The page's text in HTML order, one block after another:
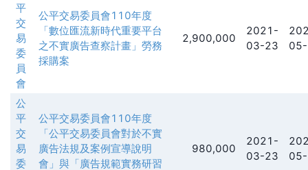
平
交
易
委
員
會
公平交易委員會110年度
「數位匯流新時代重要平台
之不實廣告查察計畫」勞務
採購案
2,900,000
2021-
03-23
公
平
交
易
委
公平交易委員會110年度
「公平交易委員會對於不實
廣告法規及案例宣導說明
會」與「廣告規範實務研習
980,000
2021-
03-23